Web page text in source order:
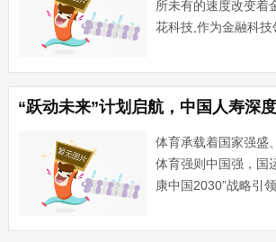
所未有的速度改变着
花科技,作为金融科
开启智慧金融的新篇
解到,金融科技不仅
金融服务模式的重塑
体育承载着国家强盛
体育强则中国强，国
康中国2030”战略引
展的黄金时代。作为